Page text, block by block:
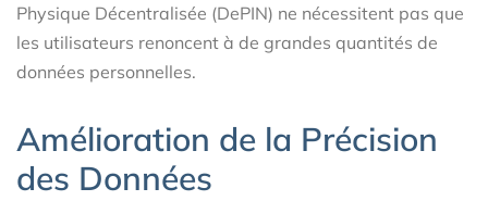
Physique Décentralisée (DePIN) ne nécessitent pas que
les utilisateurs renoncent à de grandes quantités de
données personnelles.
Amélioration de la Précision
des Données